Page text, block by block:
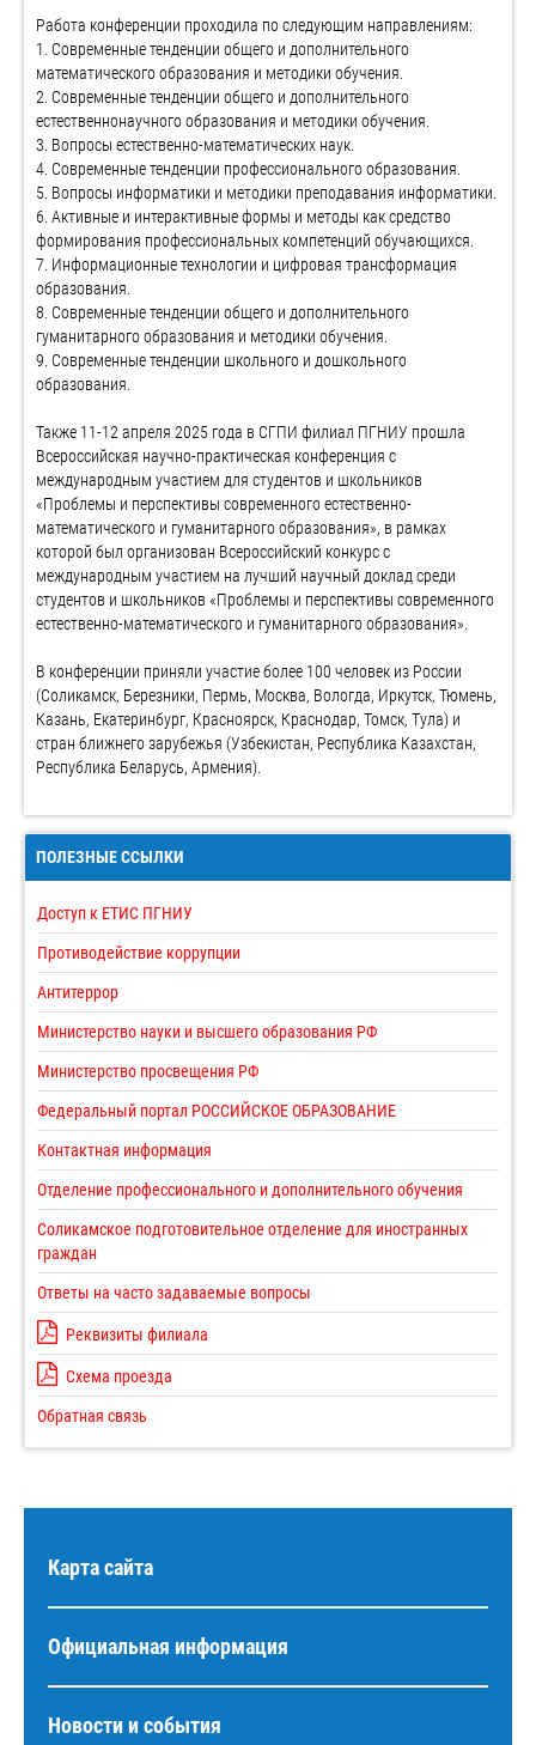
Работа конференции проходила по следующим направлениям:
1. Современные тенденции общего и дополнительного
математического образования и методики обучения.
2. Современные тенденции общего и дополнительного
естественнонаучного образования и методики обучения.
3. Вопросы естественно-математических наук.
4. Современные тенденции профессионального образования.
5. Вопросы информатики и методики преподавания информатики.
6. Активные и интерактивные формы и методы как средство
формирования профессиональных компетенций обучающихся.
7. Информационные технологии и цифровая трансформация
образования.
8. Современные тенденции общего и дополнительного
гуманитарного образования и методики обучения.
9. Современные тенденции школьного и дошкольного
образования.
Также 11-12 апреля 2025 года в СГПИ филиал ПГНИУ прошла
Всероссийская научно-практическая конференция с
международным участием для студентов и школьников
«Проблемы и перспективы современного естественно-
математического и гуманитарного образования», в рамках
которой был организован Всероссийский конкурс с
международным участием на лучший научный доклад среди
студентов и школьников «Проблемы и перспективы современного
естественно-математического и гуманитарного образования».
В конференции приняли участие более 100 человек из России
(Соликамск, Березники, Пермь, Москва, Вологда, Иркутск, Тюмень,
Казань, Екатеринбург, Красноярск, Краснодар, Томск, Тула) и
стран ближнего зарубежья (Узбекистан, Республика Казахстан,
Республика Беларусь, Армения).
ПОЛЕЗНЫЕ ССЫЛКИ
Доступ к ЕТИС ПГНИУ
Противодействие коррупции
Антитеррор
Министерство науки и высшего образования РФ
Министерство просвещения РФ
Федеральный портал РОССИЙСКОЕ ОБРАЗОВАНИЕ
Контактная информация
Отделение профессионального и дополнительного обучения
Соликамское подготовительное отделение для иностранных
граждан
Ответы на часто задаваемые вопросы
Реквизиты филиала
Схема проезда
Обратная связь
Карта сайта
Официальная информация
Новости и события